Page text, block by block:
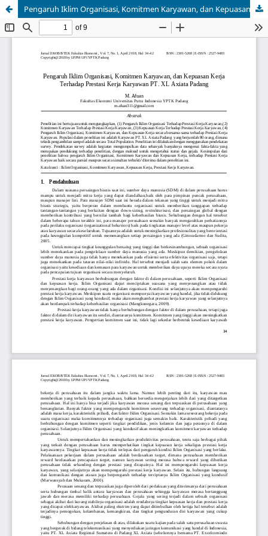
Pengaruh Iklim Organisasi, Komitmen Karyawan, dan Kepuasan Kerja Terhadap Prestasi Kerja Karyawan PT. XL Axiata Padang